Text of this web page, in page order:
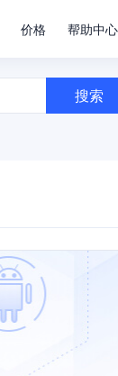
价格 帮助中心
搜索